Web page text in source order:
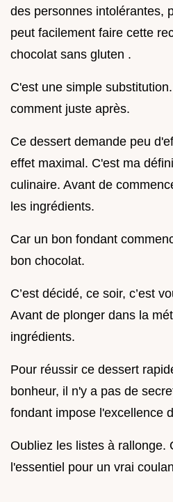
des personnes intolérantes,
peut facilement faire cette
chocolat sans gluten .
C'est une simple
comment juste après.
Ce dessert demande peu
effet maximal. C'est ma
culinaire. Avant de
les ingrédients.
Car un bon fondant
bon chocolat.
C’est décidé, ce soir, c’est
Avant de plonger dans la
ingrédients.
Pour réussir ce dessert
bonheur, il n'y a pas de
fondant impose l'excellence
Oubliez les listes à rallonge.
l'essentiel pour un vrai